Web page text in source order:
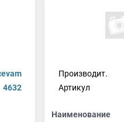
4632
Производит.
Артикул
Наименование